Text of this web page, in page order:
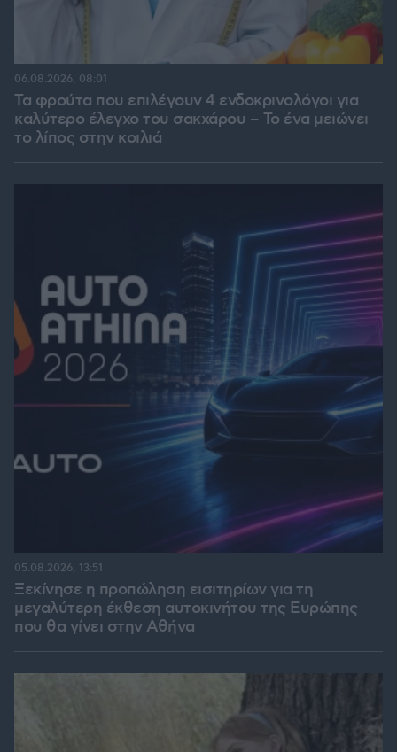
Τα φρούτα που επιλέγουν 4 ενδοκρινολόγοι για
καλύτερο έλεγχο του σακχάρου – Το ένα μειώνει
το λίπος στην κοιλιά
06.08.2026, 08:01
Ξεκίνησε η προπώληση εισιτηρίων για τη
μεγαλύτερη έκθεση αυτοκινήτου της Ευρώπης
που θα γίνει στην Αθήνα
05.08.2026, 13:51